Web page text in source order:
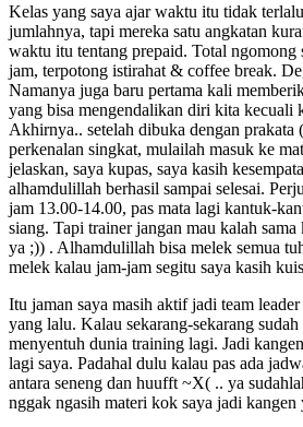
Kelas yang saya ajar waktu itu tidak
jumlahnya, tapi mereka satu angkatan
waktu itu tentang prepaid. Total ngomong
jam, terpotong istirahat & coffee break.
Namanya juga baru pertama kali
yang bisa mengendalikan diri kita kecuali
Akhirnya.. setelah dibuka dengan prakata
perkenalan singkat, mulailah masuk ke
jelaskan, saya kupas, saya kasih
alhamdulillah berhasil sampai selesai.
jam 13.00-14.00, pas mata lagi kantuk-
siang. Tapi trainer jangan mau kalah
ya ;)) . Alhamdulillah bisa melek semua
melek kalau jam-jam segitu saya kasih
Itu jaman saya masih aktif jadi team
yang lalu. Kalau sekarang-sekarang
menyentuh dunia training lagi. Jadi
lagi saya. Padahal dulu kalau pas ada
antara seneng dan huufft ~X( .. ya
nggak ngasih materi kok saya jadi kangen